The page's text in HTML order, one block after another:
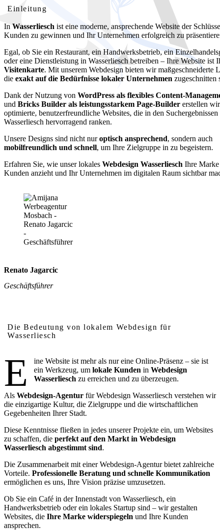
Einleitung
In Wasserliesch ist eine moderne, ansprechende Website der
Kunden zu gewinnen und Ihr Unternehmen erfolgreich zu
Egal, ob Sie ein Restaurant, ein Handwerksbetrieb, ein
oder eine Dienstleistung in Wasserliesch betreiben – Ihre Website ist
Visitenkarte. Mit unserem Webdesign bieten wir maßgeschneiderte
die exakt auf die Bedürfnisse lokaler Unternehmen zugeschnitten
Dank der Nutzung von WordPress als flexibles Content-
und Bricks Builder als leistungsstarkem Page-Builder erstellen
optimierte, benutzerfreundliche Websites, die in den
Wasserliesch hervorragend ranken.
Unsere Designs sind nicht nuroptisch ansprechend, sondern auch
mobilfreundlich und schnell, um Ihre Zielgruppe in zu begeistern.
Erfahren Sie, wie unser lokales Webdesign Wasserliesch Ihre
Kunden anzieht und Ihr Unternehmen im digitalen Raum sichtbar
Renato Jagarcic
Geschäftsführer
Die Bedeutung von lokalem Webdesign für
Wasserliesch
E
ine Website ist mehr als nur eine Online-Präsenz – sie ist
ein Werkzeug, um lokale Kunden in Webdesign
Wasserliesch zu erreichen und zu überzeugen.
Als Webdesign-Agentur für Webdesign Wasserliesch verstehen wir
die einzigartige Kultur, die Zielgruppe und die wirtschaftlichen
Gegebenheiten Ihrer Stadt.
Diese Kenntnisse fließen in jedes unserer Projekte ein, um Websites
zu schaffen, die perfekt auf den Markt in Webdesign
Wasserliesch abgestimmt sind.
Die Zusammenarbeit mit einer Webdesign-Agentur bietet zahlreiche
Vorteile. Professionelle Beratung und schnelle Kommunikation
ermöglichen es uns, Ihre Vision präzise umzusetzen.
Ob Sie ein Café in der Innenstadt von Wasserliesch, ein
Handwerksbetrieb oder ein lokales Startup sind – wir gestalten
Websites, die Ihre Marke widerspiegeln und Ihre Kunden
ansprechen.